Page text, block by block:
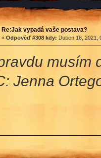
Re:Jak vypadá vaše postava?
« Odpověď #308 kdy: Duben 18, 2021,
musím
Jenna